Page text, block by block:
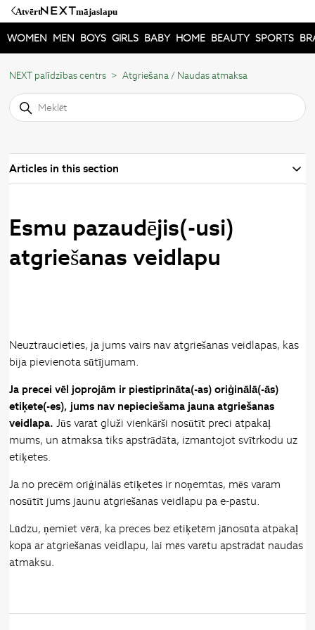
Atvērt mājaslapu
WOMEN MEN BOYS GIRLS BABY HOME BEAUTY SPORTS
NEXT palīdzības centrs Atgriešana / Naudas atmaksa
Articles in this section
Esmu pazaudējis(-usi)
atgriešanas veidlapu
Neuztraucieties, ja jums vairs nav atgriešanas veidlapas, kas
bija pievienota sūtījumam.
Ja precei vēl joprojām ir piestiprināta(-as) oriģinālā(-ās)
etiķete(-es), jums nav nepieciešama jauna atgriešanas
veidlapa. Jūs varat gluži vienkārši nosūtīt preci atpakaļ
mums, un atmaksa tiks apstrādāta, izmantojot svītrkodu uz
etiķetes.
Ja no precēm oriģinālās etiķetes ir noņemtas, mēs varam
nosūtīt jums jaunu atgriešanas veidlapu pa e-pastu.
Lūdzu, ņemiet vērā, ka preces bez etiķetēm jānosūta atpakaļ
kopā ar atgriešanas veidlapu, lai mēs varētu apstrādāt naudas
atmaksu.